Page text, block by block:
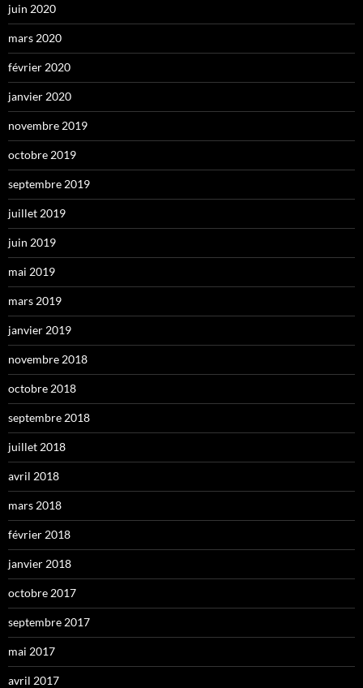
juin 2020
mars 2020
février 2020
janvier 2020
novembre 2019
octobre 2019
septembre 2019
juillet 2019
juin 2019
mai 2019
mars 2019
janvier 2019
novembre 2018
octobre 2018
septembre 2018
juillet 2018
avril 2018
mars 2018
février 2018
janvier 2018
octobre 2017
septembre 2017
mai 2017
avril 2017